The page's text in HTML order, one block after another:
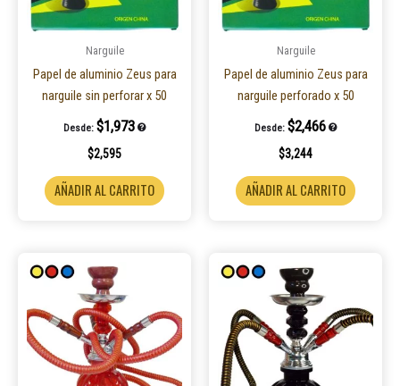
Narguile
Papel de aluminio Zeus para
narguile sin perforar x 50
Desde: $1,973
$2,595
AÑADIR AL CARRITO
Narguile
Papel de aluminio Zeus para
narguile perforado x 50
Desde: $2,466
$3,244
AÑADIR AL CARRITO